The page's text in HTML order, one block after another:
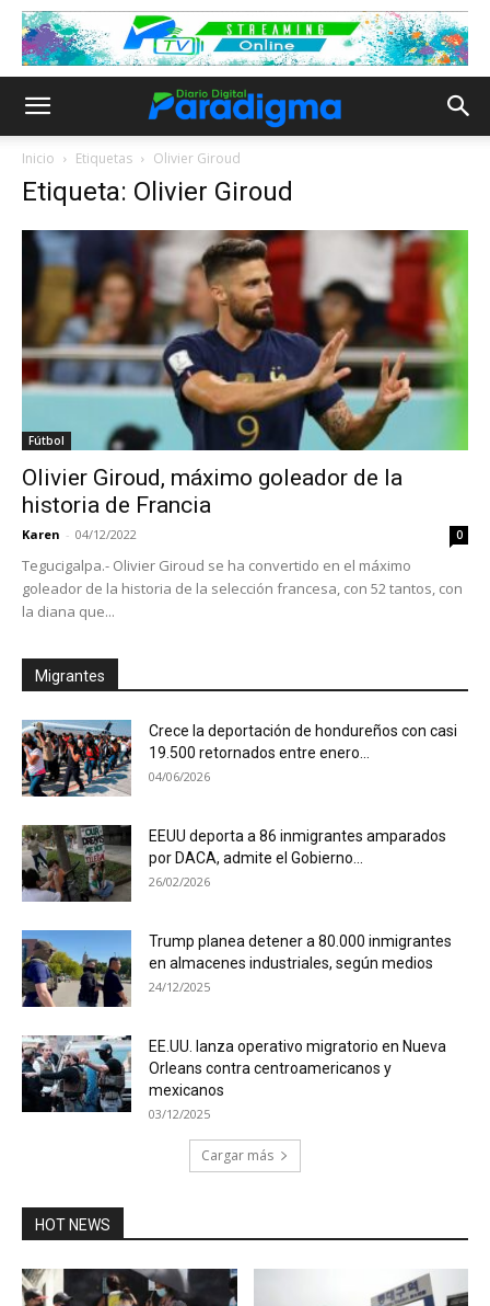
Inicio Etiquetas Olivier Giroud
Etiqueta: Olivier Giroud
Fútbol
Olivier Giroud, máximo goleador de la
historia de Francia
Karen - 04/12/2022 0
Tegucigalpa.- Olivier Giroud se ha convertido en el máximo
goleador de la historia de la selección francesa, con 52 tantos, con
la diana que...
Migrantes
Crece la deportación de hondureños con casi
19.500 retornados entre enero...
04/06/2026
EEUU deporta a 86 inmigrantes amparados
por DACA, admite el Gobierno...
26/02/2026
Trump planea detener a 80.000 inmigrantes
en almacenes industriales, según medios
24/12/2025
EE.UU. lanza operativo migratorio en Nueva
Orleans contra centroamericanos y
mexicanos
03/12/2025
Cargar más
HOT NEWS